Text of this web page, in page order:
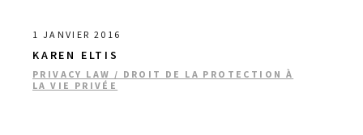
1 JANVIER 2016
KAREN ELTIS
PRIVACY LAW / DROIT DE LA PROTECTION À
LA VIE PRIVÉE